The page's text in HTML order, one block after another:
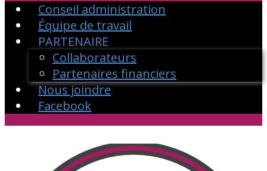
Conseil administration
Équipe de travail
PARTENAIRE
Collaborateurs
Partenaires financiers
Nous joindre
Facebook